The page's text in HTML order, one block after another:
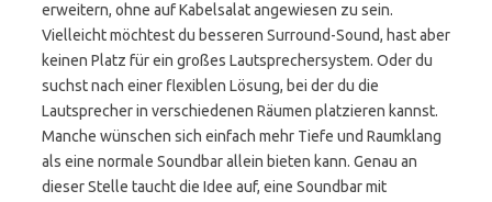
erweitern, ohne auf Kabelsalat angewiesen zu sein.
Vielleicht möchtest du besseren Surround-Sound, hast aber
keinen Platz für ein großes Lautsprechersystem. Oder du
suchst nach einer flexiblen Lösung, bei der du die
Lautsprecher in verschiedenen Räumen platzieren kannst.
Manche wünschen sich einfach mehr Tiefe und Raumklang
als eine normale Soundbar allein bieten kann. Genau an
dieser Stelle taucht die Idee auf, eine Soundbar mit